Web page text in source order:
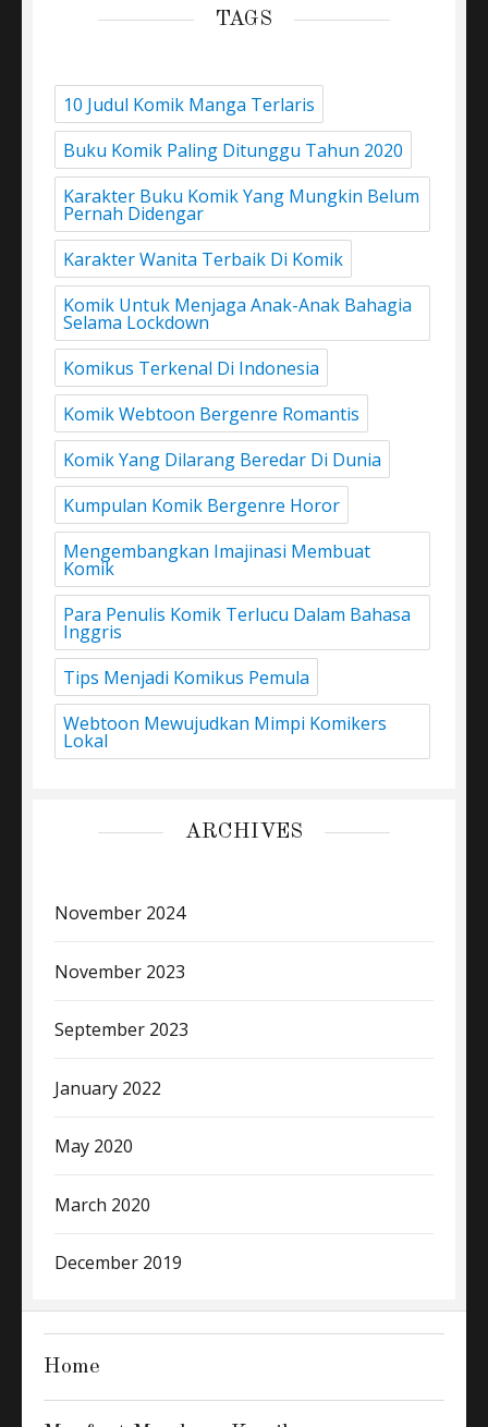
TAGS
10 Judul Komik Manga Terlaris
Buku Komik Paling Ditunggu Tahun 2020
Karakter Buku Komik Yang Mungkin Belum
Pernah Didengar
Karakter Wanita Terbaik Di Komik
Komik Untuk Menjaga Anak-Anak Bahagia
Selama Lockdown
Komikus Terkenal Di Indonesia
Komik Webtoon Bergenre Romantis
Komik Yang Dilarang Beredar Di Dunia
Kumpulan Komik Bergenre Horor
Mengembangkan Imajinasi Membuat
Komik
Para Penulis Komik Terlucu Dalam Bahasa
Inggris
Tips Menjadi Komikus Pemula
Webtoon Mewujudkan Mimpi Komikers
Lokal
ARCHIVES
November 2024
November 2023
September 2023
January 2022
May 2020
March 2020
December 2019
Home